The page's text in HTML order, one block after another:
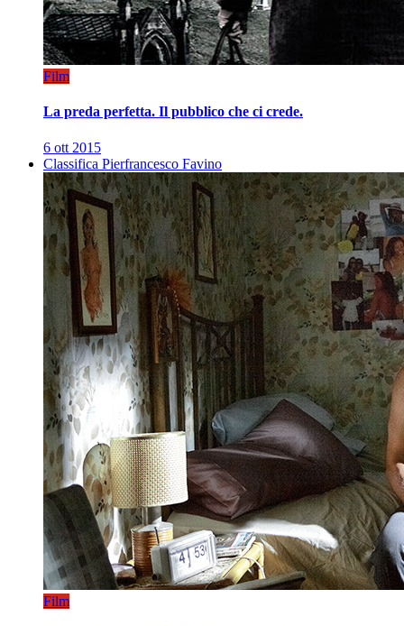
Film
La preda perfetta. Il pubblico che ci crede.
6 ott 2015
Classifica Pierfrancesco Favino
Film